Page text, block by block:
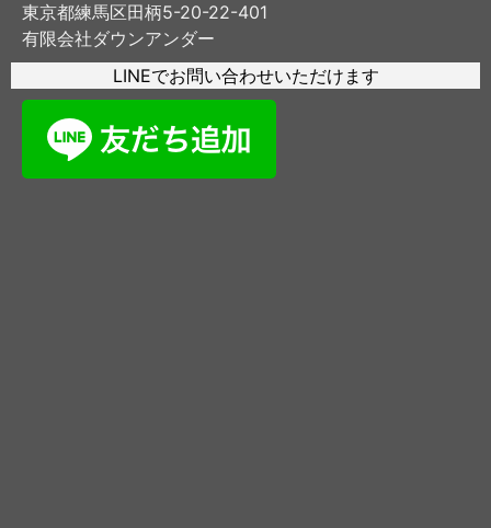
東京都練馬区田柄5-20-22-401
有限会社ダウンアンダー
LINEでお問い合わせいただけます